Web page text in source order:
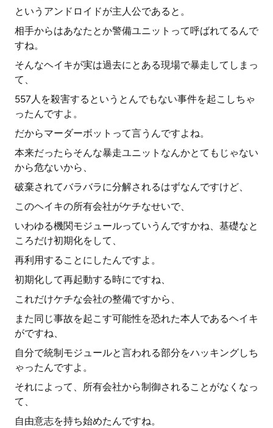
というアンドロイドが主人公であると。
相手からはあなたとか警備ユニットって呼ばれてるんで
すね。
そんなヘイキが実は過去にとある現場で暴走してしまっ
て、
557人を殺害するというとんでもない事件を起こしちゃ
ったんですよ。
だからマーダーボットって言うんですよね。
本来だったらそんな暴走ユニットなんかとてもじゃない
から危ないから、
破棄されてバラバラに分解されるはずなんですけど、
このヘイキの所有会社がケチなせいで、
いわゆる機関モジュールっていうんですかね、基礎なと
ころだけ初期化をして、
再利用することにしたんですよ。
初期化して再起動する時にですね、
これだけケチな会社の整備ですから、
また同じ事故を起こす可能性を恐れた本人であるヘイキ
がですね、
自分で統制モジュールと言われる部分をハッキングしち
ゃったんですよ。
それによって、所有会社から制御されることがなくなっ
て、
自由意志を持ち始めたんですね。